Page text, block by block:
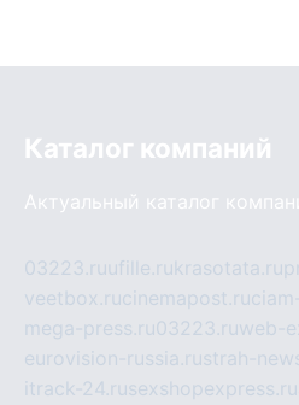
Каталог компаний
Актуальный каталог
03223.ruufille.rukrasotata.ru
veetbox.rucinemapost.ru
mega-press.ru03223.ruweb-
eurovision-russia.rustrah-
itrack-24.rusexshopexpress.ru